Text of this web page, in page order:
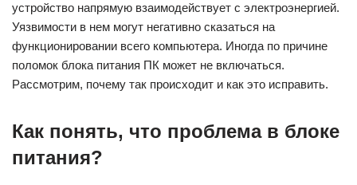
устройство напрямую взаимодействует с электроэнергией.
Уязвимости в нем могут негативно сказаться на
функционировании всего компьютера. Иногда по причине
поломок блока питания ПК может не включаться.
Рассмотрим, почему так происходит и как это исправить.
Как понять, что проблема в блоке
питания?